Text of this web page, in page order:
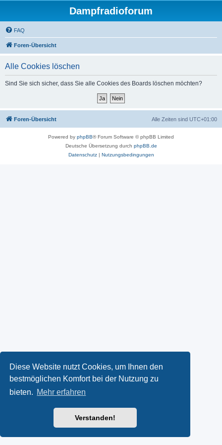
Diese Website nutzt Cookies, um Ihnen den
bestmöglichen Komfort bei der Nutzung zu
bieten. Mehr erfahren
Verstanden!
Dampfradioforum
FAQ
Foren-Übersicht
Alle Cookies löschen
Sind Sie sich sicher, dass Sie alle Cookies des Boards löschen möchten?
Foren-Übersicht Alle Zeiten sind UTC+01:00
Powered by phpBB® Forum Software © phpBB Limited
Deutsche Übersetzung durch phpBB.de
Datenschutz| Nutzungsbedingungen